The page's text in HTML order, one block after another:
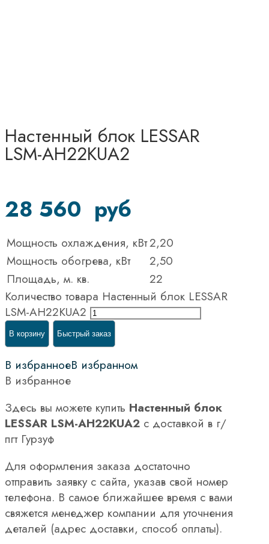
Настенный блок LESSAR
LSM-AH22KUA2
28 560 руб
Мощность охлаждения, кВт2,20
Мощность обогрева, кВт
2,50
Площадь, м. кв.
22
Количество товара Настенный блок LESSAR
LSM-AH22KUA2
В корзину Быстрый заказ
В избранноеВ избранном
В избранное
Здесь вы можете купить Настенный блок
LESSAR LSM-AH22KUA2 с доставкой в г/
пгт Гурзуф
Для оформления заказа достаточно
отправить заявку с сайта, указав свой номер
телефона. В самое ближайшее время с вами
свяжется менеджер компании для уточнения
деталей (адрес доставки, способ оплаты).